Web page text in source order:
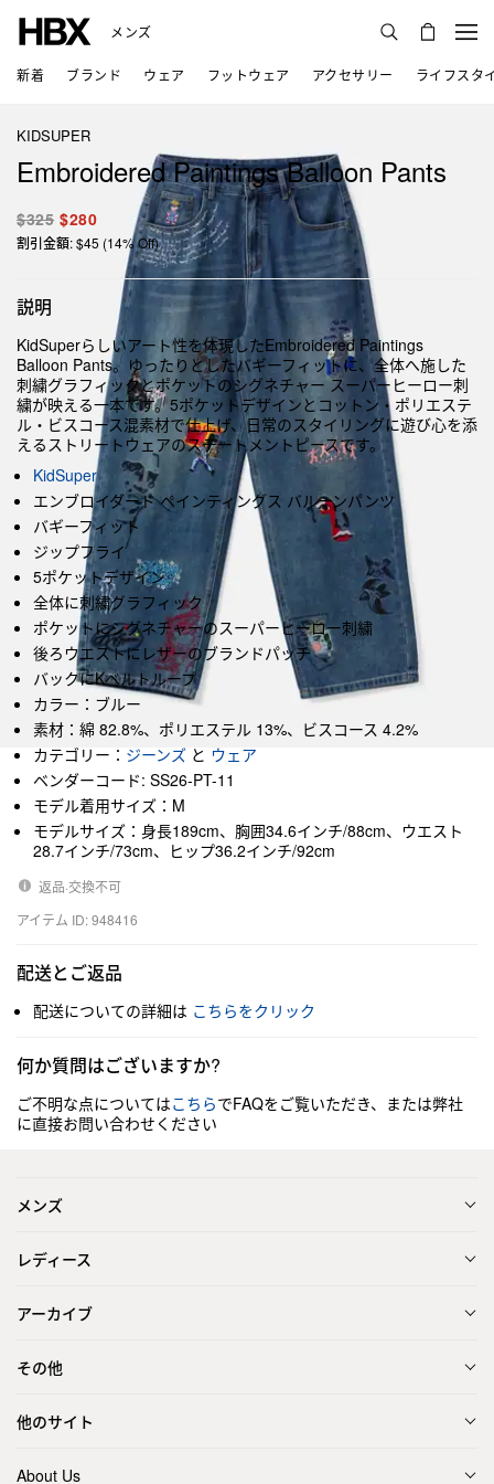
メンズ
新着 ブランド ウェア フットウェア アクセサリー ライフスタ
KIDSUPER
Embroidered Paintings Balloon Pants
$325 $280
割引金額: $45 (14% Off)
説明
KidSuperらしいアート性を体現したEmbroidered Paintings
Balloon Pants。ゆったりとしたバギーフィットに、全体へ施した
刺繍グラフィックとポケットのシグネチャー スーパーヒーロー刺
繍が映える一本です。5ポケットデザインとコットン・ポリエステ
ル・ビスコース混素材で仕上げ、日常のスタイリングに遊び心を添
えるストリートウェアのステートメントピースです。
KidSuper
エンブロイダード ペインティングス バルーンパンツ
バギーフィット
ジップフライ
5ポケットデザイン
全体に刺繍グラフィック
ポケットにシグネチャーのスーパーヒーロー刺繍
後ろウエストにレザーのブランドパッチ
バックにKベルトループ
カラー：ブルー
素材：綿 82.8%、ポリエステル 13%、ビスコース 4.2%
カテゴリー： ジーンズ と ウェア
ベンダーコード: SS26-PT-11
モデル着用サイズ：M
モデルサイズ：身長189cm、胸囲34.6インチ/88cm、ウエスト
28.7インチ/73cm、ヒップ36.2インチ/92cm
返品·交換不可
アイテム ID: 948416
配送とご返品
配送についての詳細は こちらをクリック
何か質問はございますか?
ご不明な点についてはこちらでFAQをご覧いただき、または弊社
に直接お問い合わせください
メンズ
レディース
アーカイブ
その他
他のサイト
About Us